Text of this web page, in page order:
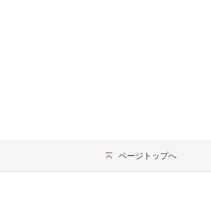
ページトップへ